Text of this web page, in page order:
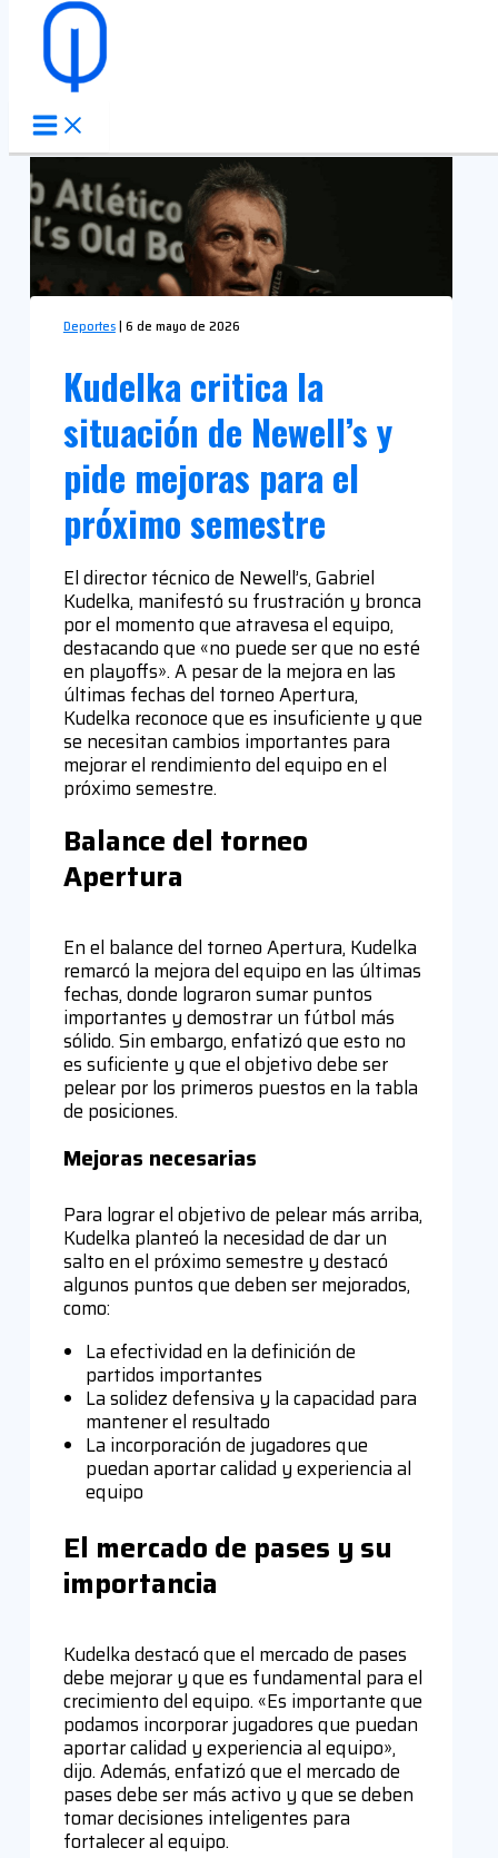
Ir al contenido
Deportes| 6 de mayo de 2026
Kudelka critica la
situación de Newell’s y
pide mejoras para el
próximo semestre
El director técnico de Newell’s, Gabriel
Kudelka, manifestó su frustración y bronca
por el momento que atravesa el equipo,
destacando que «no puede ser que no esté
en playoffs». A pesar de la mejora en las
últimas fechas del torneo Apertura,
Kudelka reconoce que es insuficiente y que
se necesitan cambios importantes para
mejorar el rendimiento del equipo en el
próximo semestre.
Balance del torneo
Apertura
En el balance del torneo Apertura, Kudelka
remarcó la mejora del equipo en las últimas
fechas, donde lograron sumar puntos
importantes y demostrar un fútbol más
sólido. Sin embargo, enfatizó que esto no
es suficiente y que el objetivo debe ser
pelear por los primeros puestos en la tabla
de posiciones.
Mejoras necesarias
Para lograr el objetivo de pelear más arriba,
Kudelka planteó la necesidad de dar un
salto en el próximo semestre y destacó
algunos puntos que deben ser mejorados,
como:
La efectividad en la definición de
partidos importantes
La solidez defensiva y la capacidad para
mantener el resultado
La incorporación de jugadores que
puedan aportar calidad y experiencia al
equipo
El mercado de pases y su
importancia
Kudelka destacó que el mercado de pases
debe mejorar y que es fundamental para el
crecimiento del equipo. «Es importante que
podamos incorporar jugadores que puedan
aportar calidad y experiencia al equipo»,
dijo. Además, enfatizó que el mercado de
pases debe ser más activo y que se deben
tomar decisiones inteligentes para
fortalecer al equipo.